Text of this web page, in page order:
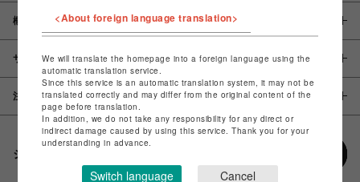
概要
サイズ
注意事項
シェアする
<About foreign language translation>
We will translate the homepage into a foreign language using the
automatic translation service.
Since this service is an automatic translation system, it may not be
translated correctly and may differ from the original content of the
page before translation.
In addition, we do not take any responsibility for any direct or
indirect damage caused by using this service. Thank you for your
understanding in advance.
Switch language Cancel